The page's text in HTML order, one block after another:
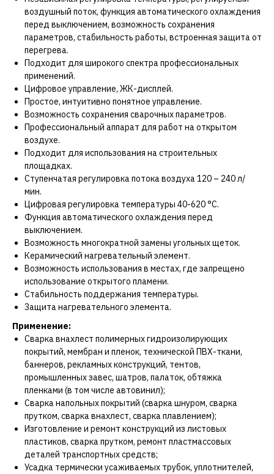
воздушный поток, функция автоматического охлаждения
перед выключением, возможность сохранения
параметров, стабильность работы, встроенная защита от
перегрева.
Подходит для широкого спектра профессиональных
применений.
Цифровое управление, ЖК-дисплей.
Простое, интуитивно понятное управление.
Возможность сохранения сварочных параметров.
Профессиональный аппарат для работ на открытом
воздухе.
Подходит для использования на строительных
площадках.
Ступенчатая регулировка потока воздуха 120 – 240 л/
мин.
Цифровая регулировка температуры 40-620 °C.
Функция автоматического охлаждения перед
выключением.
Возможность многократной замены угольных щеток.
Керамический нагревательный элемент.
Возможность использования в местах, где запрещено
использование открытого пламени.
Стабильность поддержания температуры.
Защита нагревательного элемента.
Применение:
Cварка внахлест полимерных гидроизолирующих
покрытий, мембран и пленок, технической ПВХ-ткани,
баннеров, рекламных конструкций, тентов,
промышленных завес, шатров, палаток, обтяжка
пленками (в том числе автовинил);
Сварка напольных покрытий (сварка шнуром, сварка
прутком, сварка внахлест, сварка плавлением);
Изготовление и ремонт конструкций из листовых
пластиков, сварка прутком, ремонт пластмассовых
деталей транспортных средств;
Усадка термически усаживаемых трубок, уплотнителей,